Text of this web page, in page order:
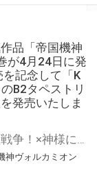
品「帝国機神
が4月24日に発
記念して「K
B2タペストリ
発売いたしま
神ヴォルカミオン